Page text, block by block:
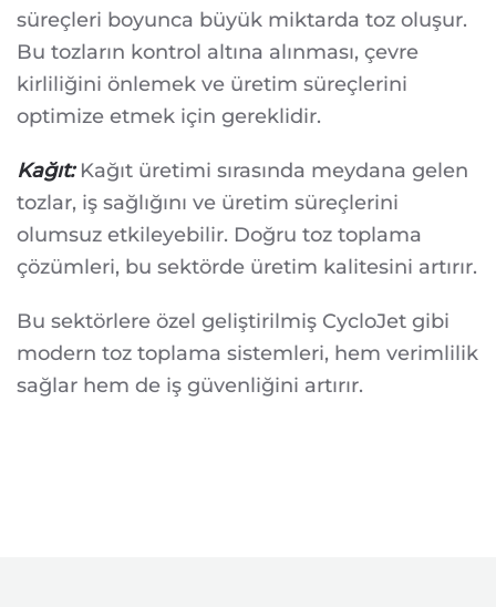
süreçleri boyunca büyük miktarda toz oluşur.
Bu tozların kontrol altına alınması, çevre
kirliliğini önlemek ve üretim süreçlerini
optimize etmek için gereklidir.
Kağıt:Kağıt üretimi sırasında meydana gelen
tozlar, iş sağlığını ve üretim süreçlerini
olumsuz etkileyebilir. Doğru toz toplama
çözümleri, bu sektörde üretim kalitesini artırır.
Bu sektörlere özel geliştirilmiş CycloJet gibi
modern toz toplama sistemleri, hem verimlilik
sağlar hem de iş güvenliğini artırır.